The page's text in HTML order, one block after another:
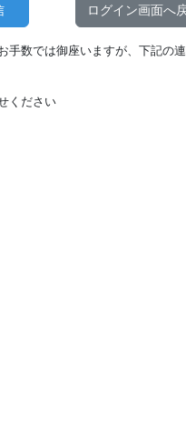
ログイン画面へ
手数では御座いますが、下記の
ください